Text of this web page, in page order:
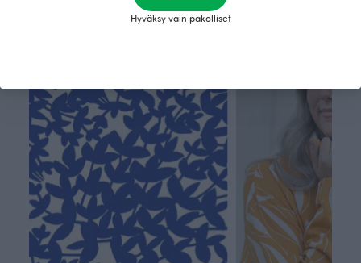
Tämä on Paapii
Hyväksy vain pakolliset